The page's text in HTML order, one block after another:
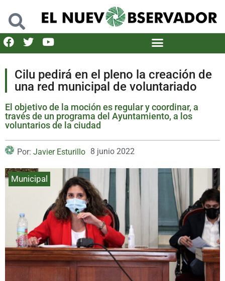
Cilu pedirá en el pleno la creación de
una red municipal de voluntariado
El objetivo de la moción es regular y coordinar, a
través de un programa del Ayuntamiento, a los
voluntarios de la ciudad
Por: Javier Esturillo 8 junio 2022
Municipal